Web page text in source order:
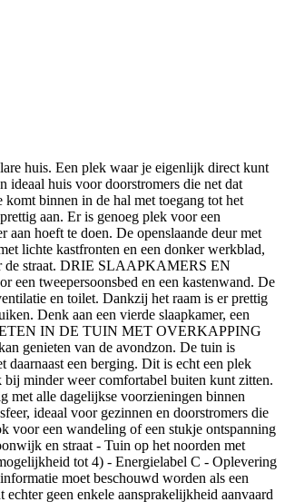
huis. Een plek waar je eigenlijk direct kunt
ideaal huis voor doorstromers die net dat
binnen in de hal met toegang tot het
aan. Er is genoeg plek voor een
hoeft te doen. De openslaande deur met
lichte kastfronten en een donker werkblad,
de straat. DRIE SLAAPKAMERS EN
een tweepersoonsbed en een kastenwand. De
en toilet. Dankzij het raam is er prettig
Denk aan een vierde slaapkamer, een
IN DE TUIN MET OVERKAPPING
genieten van de avondzon. De tuin is
een berging. Dit is echt een plek
minder weer comfortabel buiten kunt zitten.
alle dagelijkse voorzieningen binnen
ideaal voor gezinnen en doorstromers die
voor een wandeling of een stukje ontspanning
en straat - Tuin op het noorden met
tot 4) - Energielabel C - Oplevering
moet beschouwd worden als een
geen enkele aansprakelijkheid aanvaard